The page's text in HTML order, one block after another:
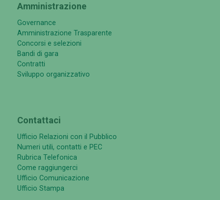
Amministrazione
Governance
Amministrazione Trasparente
Concorsi e selezioni
Bandi di gara
Contratti
Sviluppo organizzativo
Contattaci
Ufficio Relazioni con il Pubblico
Numeri utili, contatti e PEC
Rubrica Telefonica
Come raggiungerci
Ufficio Comunicazione
Ufficio Stampa